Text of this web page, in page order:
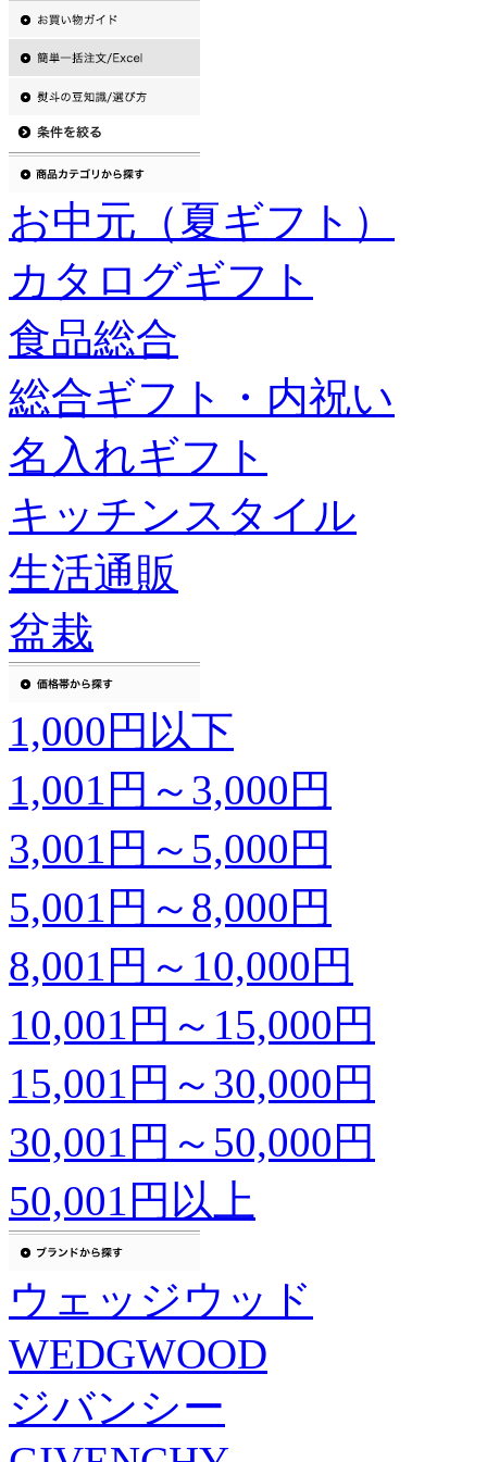
お中元（夏ギフト）
カタログギフト
食品総合
総合ギフト・内祝い
名入れギフト
キッチンスタイル
生活通販
盆栽
1,000円以下
1,001円～3,000円
3,001円～5,000円
5,001円～8,000円
8,001円～10,000円
10,001円～15,000円
15,001円～30,000円
30,001円～50,000円
50,001円以上
ウェッジウッド
WEDGWOOD
ジバンシー